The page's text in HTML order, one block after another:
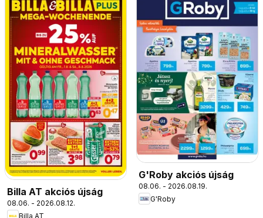
Billa AT akciós újság
08.06. - 2026.08.12.
Billa AT
G'Roby akciós újság
08.06. - 2026.08.19.
G'Roby